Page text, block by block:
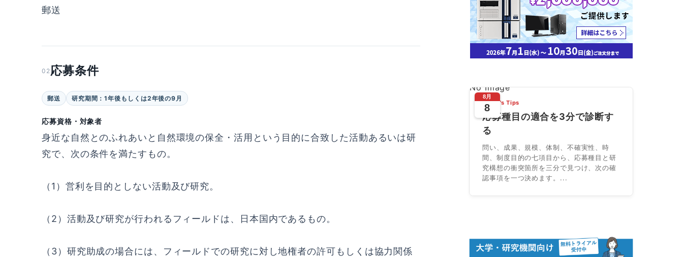
郵送
02 応募条件
郵送 研究期間：1年後もしくは2年後の9月
応募資格・対象者
身近な自然とのふれあいと自然環境の保全・活用という目的に合致した活動あるいは研
究で、次の条件を満たすもの。
（1）営利を目的としない活動及び研究。
（2）活動及び研究が行われるフィールドは、日本国内であるもの。
（3）研究助成の場合には、フィールドでの研究に対し地権者の許可もしくは協力関係
No Image
8月
8
Today's Tips
応募種目の適合を3分で診断す
る
問い、成果、規模、体制、不確実性、時
間、制度目的の七項目から、応募種目と研
究構想の衝突箇所を三分で見つけ、次の確
認事項を一つ決めます。...